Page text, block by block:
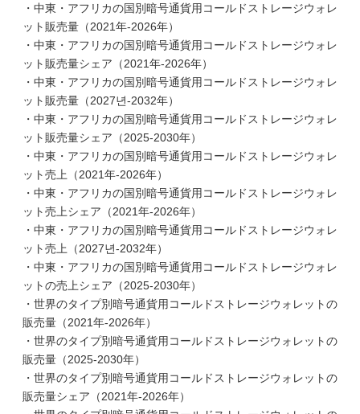
・中東・アフリカの国別暗号通貨用コールドストレージウォレ
ット販売量（2021年-2026年）
・中東・アフリカの国別暗号通貨用コールドストレージウォレ
ット販売量シェア（2021年-2026年）
・中東・アフリカの国別暗号通貨用コールドストレージウォレ
ット販売量（2027년-2032年）
・中東・アフリカの国別暗号通貨用コールドストレージウォレ
ット販売量シェア（2025-2030年）
・中東・アフリカの国別暗号通貨用コールドストレージウォレ
ット売上（2021年-2026年）
・中東・アフリカの国別暗号通貨用コールドストレージウォレ
ット売上シェア（2021年-2026年）
・中東・アフリカの国別暗号通貨用コールドストレージウォレ
ット売上（2027년-2032年）
・中東・アフリカの国別暗号通貨用コールドストレージウォレ
ットの売上シェア（2025-2030年）
・世界のタイプ別暗号通貨用コールドストレージウォレットの
販売量（2021年-2026年）
・世界のタイプ別暗号通貨用コールドストレージウォレットの
販売量（2025-2030年）
・世界のタイプ別暗号通貨用コールドストレージウォレットの
販売量シェア（2021年-2026年）